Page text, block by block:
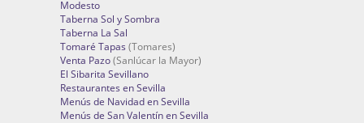
Modesto
Taberna Sol y Sombra
Taberna La Sal
Tomaré Tapas (Tomares)
Venta Pazo(Sanlúcar la Mayor)
El Sibarita Sevillano
Restaurantes en Sevilla
Menús de Navidad en Sevilla
Menús de San Valentín en Sevilla